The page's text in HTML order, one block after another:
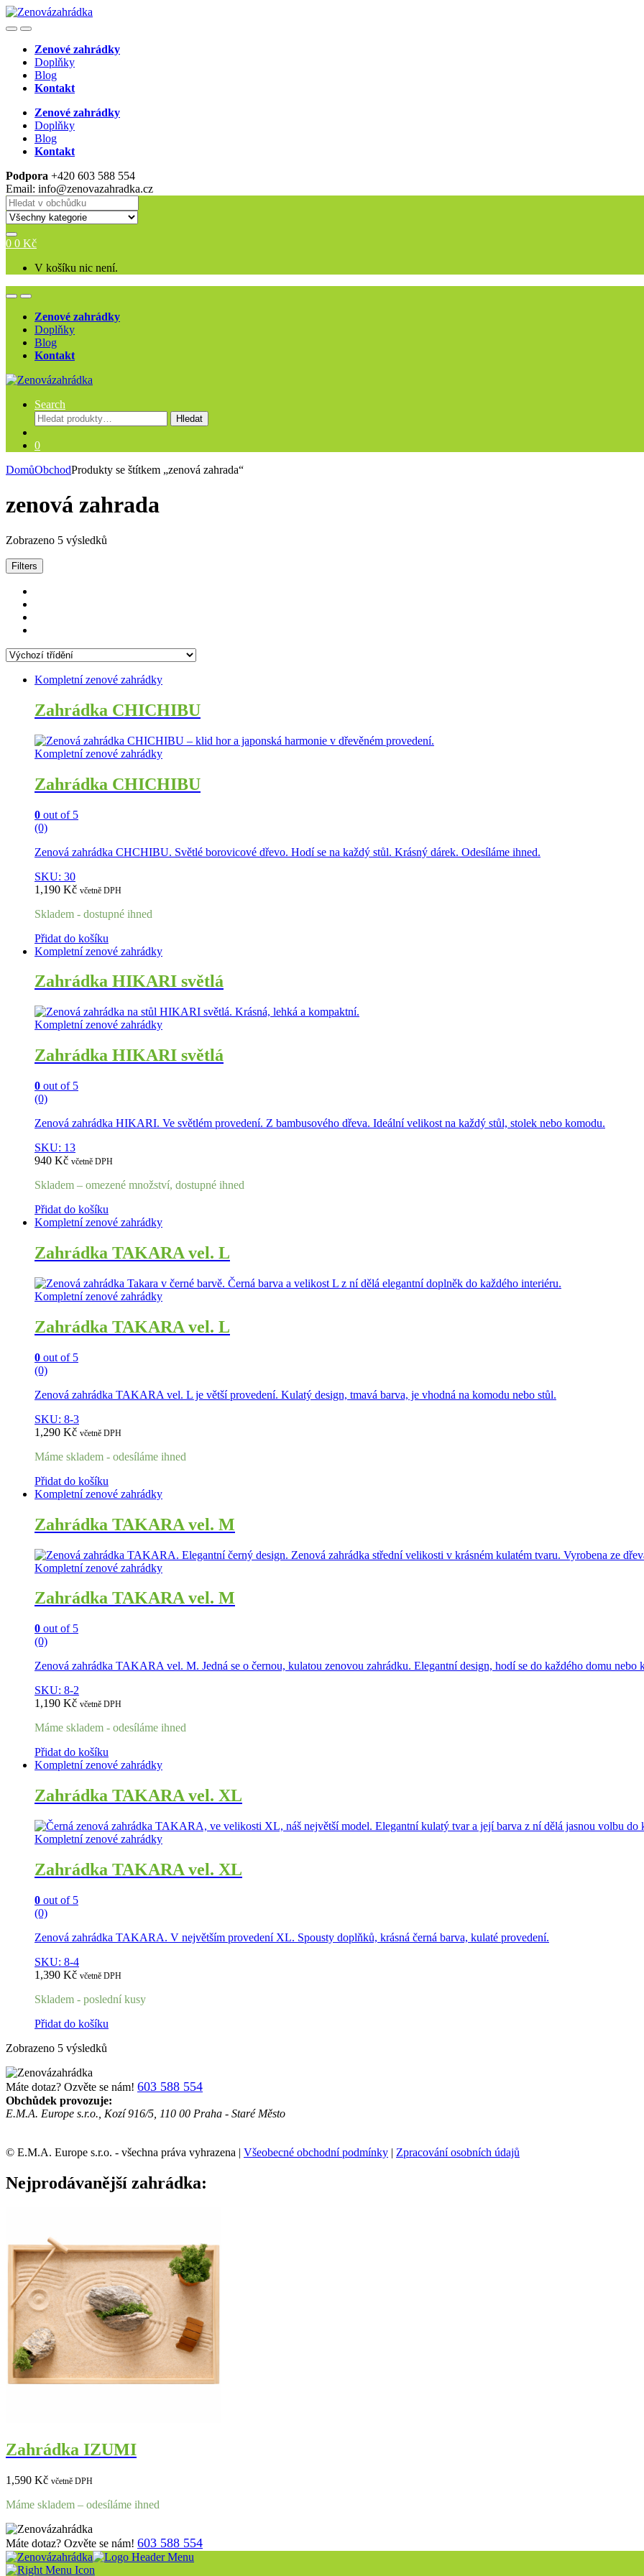
Skip
to
Skip
to
OpenClose
Zenové zahrádky
Doplňky
Blog
Kontakt
Zenové zahrádky
Doplňky
Blog
Kontakt
Podpora +420 603 588 554
Email: info@zenovazahradka.cz
Search
for:
0 0 Kč
V košíku nic není.
OpenClose
Zenové zahrádky
Doplňky
Blog
Kontakt
Search
Hledat:
Hledat
0
DomůObchodProdukty se štítkem „zenová zahrada“
zenová zahrada
Zobrazeno 5 výsledků
Filters
Kompletní zenové zahrádky
Zahrádka CHICHIBU
Kompletní zenové zahrádky
Zahrádka CHICHIBU
0 out of 5
(0)
Zenová zahrádka CHCHIBU. Světlé borovicové dřevo. Hodí se na každý stůl. Krásný dárek. Odesíláme ihned.
SKU: 30
1,190 Kč včetně DPH
Skladem - dostupné ihned
Přidat do košíku
Kompletní zenové zahrádky
Zahrádka HIKARI světlá
Kompletní zenové zahrádky
Zahrádka HIKARI světlá
0 out of 5
(0)
Zenová zahrádka HIKARI. Ve světlém provedení. Z bambusového dřeva. Ideální velikost na každý stůl, stolek nebo komodu.
SKU: 13
940 Kč včetně DPH
Skladem – omezené množství, dostupné ihned
Přidat do košíku
Kompletní zenové zahrádky
Zahrádka TAKARA vel. L
Kompletní zenové zahrádky
Zahrádka TAKARA vel. L
0 out of 5
(0)
Zenová zahrádka TAKARA vel. L je větší provedení. Kulatý design, tmavá barva, je vhodná na komodu nebo stůl.
SKU: 8-3
1,290 Kč včetně DPH
Máme skladem - odesíláme ihned
Přidat do košíku
Kompletní zenové zahrádky
Zahrádka TAKARA vel. M
Kompletní zenové zahrádky
Zahrádka TAKARA vel. M
0 out of 5
(0)
Zenová zahrádka TAKARA vel. M. Jedná se o černou, kulatou zenovou zahrádku. Elegantní design, hodí se do každého domu nebo
SKU: 8-2
1,190 Kč včetně DPH
Máme skladem - odesíláme ihned
Přidat do košíku
Kompletní zenové zahrádky
Zahrádka TAKARA vel. XL
Kompletní zenové zahrádky
Zahrádka TAKARA vel. XL
0 out of 5
(0)
Zenová zahrádka TAKARA. V největším provedení XL. Spousty doplňků, krásná černá barva, kulaté provedení.
SKU: 8-4
1,390 Kč včetně DPH
Skladem - poslední kusy
Přidat do košíku
Zobrazeno 5 výsledků
Máte dotaz? Ozvěte se nám! 603 588 554
Obchůdek provozuje:
E.M.A. Europe s.r.o., Kozí 916/5, 110 00 Praha - Staré Město
© E.M.A. Europe s.r.o. - všechna práva vyhrazena | Všeobecné obchodní podmínky | Zpracování osobních údajů
Nejprodávanější zahrádka:
Zahrádka IZUMI
1,590 Kč včetně DPH
Máme skladem – odesíláme ihned
Máte dotaz? Ozvěte se nám! 603 588 554